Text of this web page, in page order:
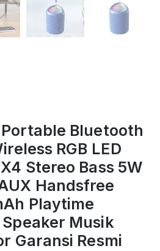
Portable Bluetooth
RGB LED
Stereo Bass 5W
Handsfree
Playtime
Musik
Garansi Resmi